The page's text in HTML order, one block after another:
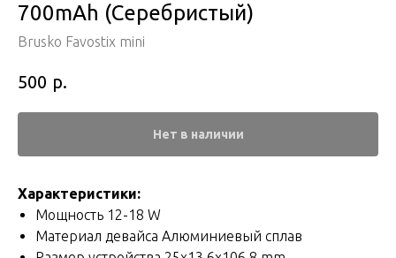
700mAh (Серебристый)
Brusko Favostix mini
500 р.
Нет в наличии
Характеристики:
Мощность 12-18 W
Материал девайса Алюминиевый сплав